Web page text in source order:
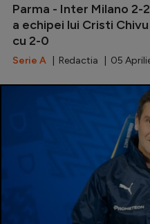
Formula 1
Alte sporturi
JO 2024
JO 2026
Parma - Inter Milano 2-
a echipei lui Cristi
cu 2-0
Serie A | Redactia | 05